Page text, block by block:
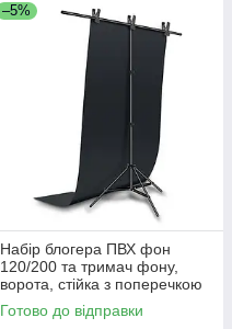
–5%
Набір блогера ПВХ фон
120/200 та тримач фону,
ворота, стійка з поперечкою
Готово до відправки